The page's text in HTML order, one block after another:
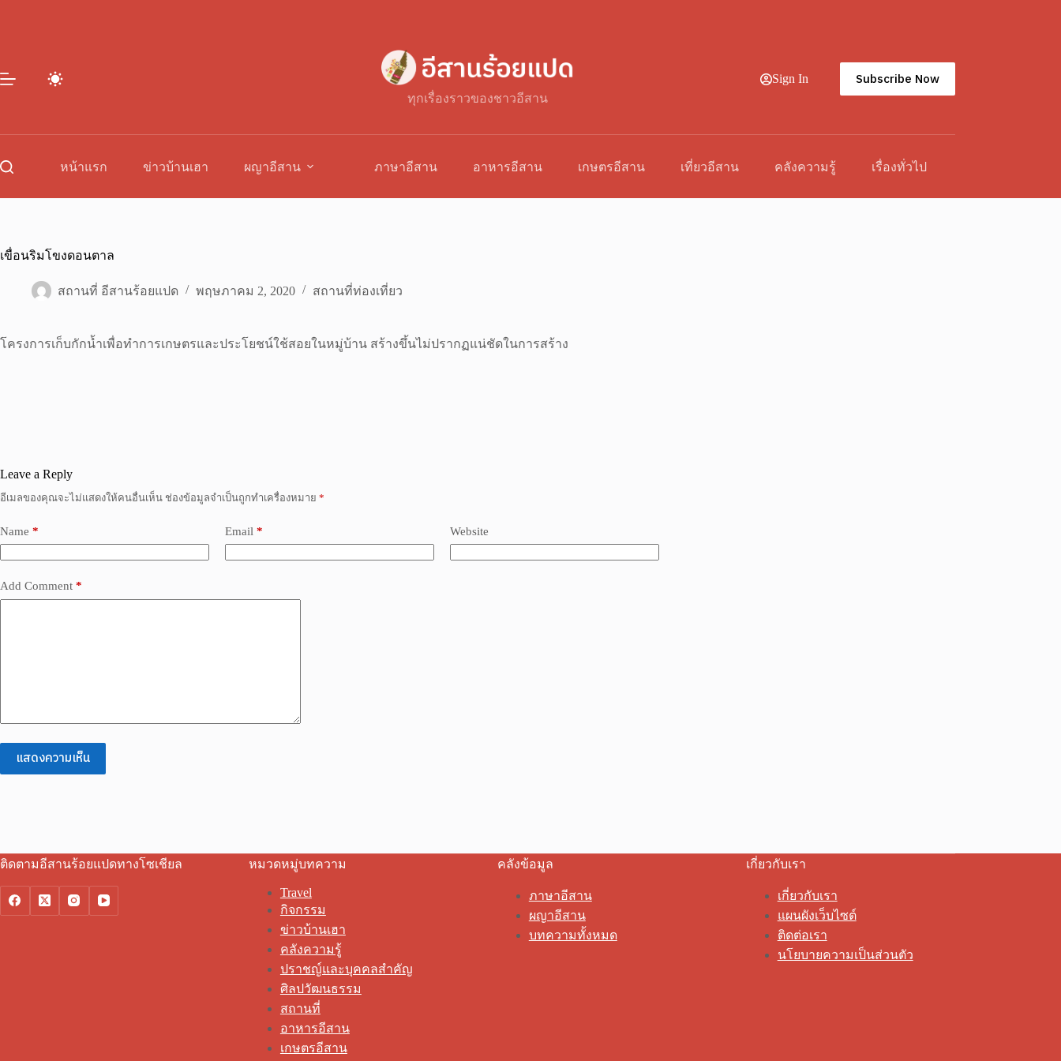
ทุกเรื่องราวของชาวอีสาน
Sign In Subscribe Now
หน้าแรก ข่าวบ้านเฮา ผญาอีสาน ภาษาอีสาน อาหารอีสาน เกษตรอีสาน เที่ยวอีสาน คลังความรู้ เรื่องทั่วไป
เขื่อนริมโขงดอนตาล
สถานที่ อีสานร้อยแปด พฤษภาคม 2, 2020 สถานที่ท่องเที่ยว
โครงการเก็บกักน้ำเพื่อทำการเกษตรและประโยชน์ใช้สอยในหมู่บ้าน สร้างขึ้นไม่ปรากฏแน่ชัดในการสร้าง
Leave a Reply
อีเมลของคุณจะไม่แสดงให้คนอื่นเห็น ช่องข้อมูลจำเป็นถูกทำเครื่องหมาย *
Name * Email * Website
Add Comment *
แสดงความเห็น
ติดตามอีสานร้อยแปดทางโซเชียล หมวดหมู่บทความ
Travel
กิจกรรม
ข่าวบ้านเฮา
คลังความรู้
ปราชญ์และบุคคลสำคัญ
ศิลปวัฒนธรรม
สถานที่
อาหารอีสาน
เกษตรอีสาน
คลังข้อมูล
ภาษาอีสาน
ผญาอีสาน
บทความทั้งหมด
เกี่ยวกับเรา
เกี่ยวกับเรา
แผนผังเว็บไซต์
ติดต่อเรา
นโยบายความเป็นส่วนตัว